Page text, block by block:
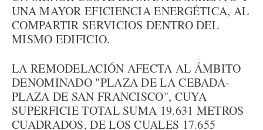
UNA MAYOR EFICIENCIA ENERGÉTICA, AL
COMPARTIR SERVICIOS DENTRO DEL
MISMO EDIFICIO.
LA REMODELACIÓN AFECTA AL ÁMBITO
DENOMINADO "PLAZA DE LA CEBADA-
PLAZA DE SAN FRANCISCO", CUYA
SUPERFICIE TOTAL SUMA 19.631 METROS
CUADRADOS, DE LOS CUALES 17.655